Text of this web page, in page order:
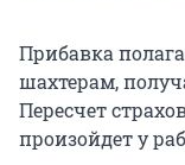
Прибавка
шахтерам,
Пересчет
произойдет у